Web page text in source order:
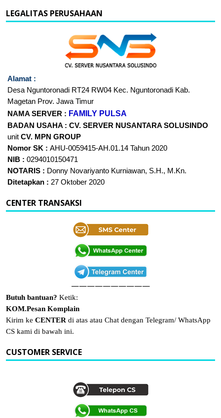
LEGALITAS PERUSAHAAN
Alamat :
Desa Nguntoronadi RT24 RW04 Kec. Nguntoronadi Kab.
Magetan Prov. Jawa Timur
NAMA SERVER : FAMILY PULSA
BADAN USAHA : CV. SERVER NUSANTARA SOLUSINDO
unit CV. MPN GROUP
Nomor SK : AHU-0059415-AH.01.14 Tahun 2020
NIB : 0294010150471
NOTARIS : Donny Novariyanto Kurniawan, S.H., M.Kn.
Ditetapkan : 27 Oktober 2020
CENTER TRANSAKSI
——————————
Butuh bantuan? Ketik:
KOM.Pesan Komplain
Kirim ke CENTER di atas atau Chat dengan Telegram/ WhatsApp
CS kami di bawah ini.
CUSTOMER SERVICE